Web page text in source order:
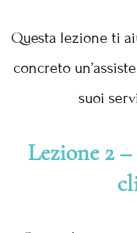
Questa lezione ti
concreto
suoi
Lezione 2